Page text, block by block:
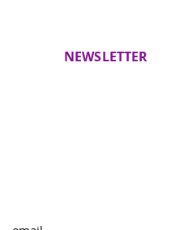
NEWSLETTER